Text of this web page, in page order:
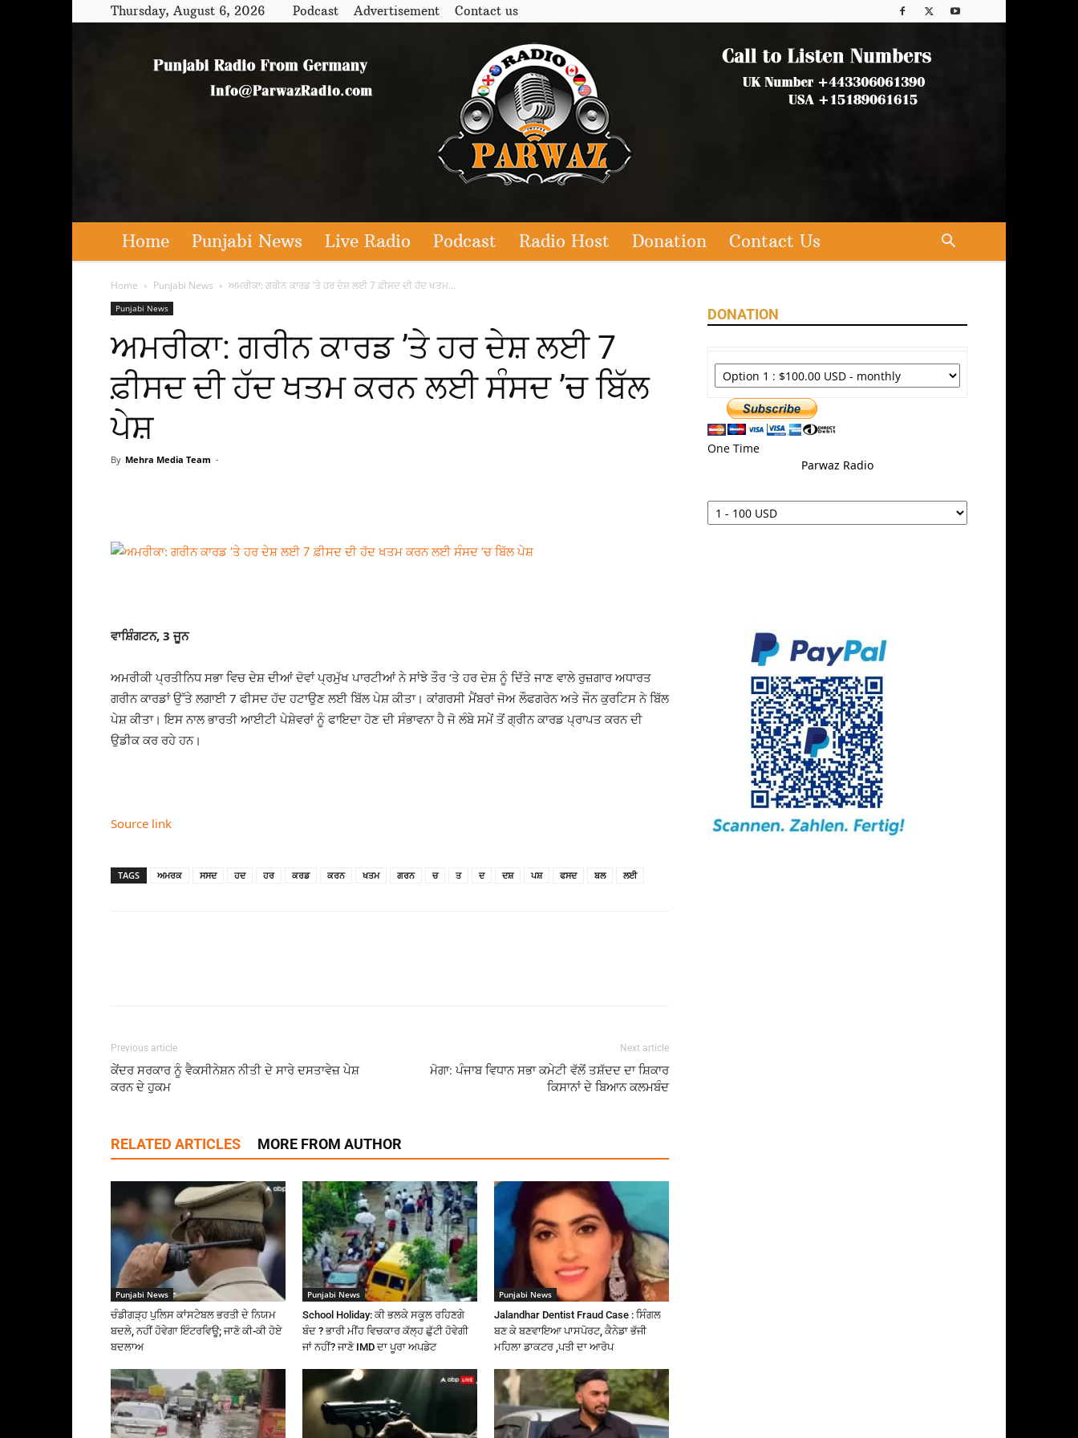
Thursday, August 6, 2026 Podcast Advertisement Contact us
Home Punjabi News Live Radio Podcast Radio Host Donation Contact Us
Home Punjabi News ਅਮਰੀਕਾ: ਗਰੀਨ ਕਾਰਡ ’ਤੇ ਹਰ ਦੇਸ਼ ਲਈ 7 ਫ਼ੀਸਦ ਦੀ ਹੱਦ ਖਤਮ...
Punjabi News
ਅਮਰੀਕਾ: ਗਰੀਨ ਕਾਰਡ ’ਤੇ ਹਰ ਦੇਸ਼ ਲਈ 7
ਫ਼ੀਸਦ ਦੀ ਹੱਦ ਖਤਮ ਕਰਨ ਲਈ ਸੰਸਦ ’ਚ ਬਿੱਲ
ਪੇਸ਼
By Mehra Media Team -
ਵਾਸ਼ਿੰਗਟਨ, 3 ਜੂਨ
ਅਮਰੀਕੀ ਪ੍ਰਤੀਨਿਧ ਸਭਾ ਵਿਚ ਦੇਸ਼ ਦੀਆਂ ਦੋਵਾਂ ਪ੍ਰਮੁੱਖ ਪਾਰਟੀਆਂ ਨੇ ਸਾਂਝੇ ਤੌਰ ‘ਤੇ ਹਰ ਦੇਸ਼ ਨੂੰ ਦਿੱਤੇ ਜਾਣ ਵਾਲੇ ਰੁਜ਼ਗਾਰ ਅਧਾਰਤ
ਗਰੀਨ ਕਾਰਡਾਂ ਉੱਤੇ ਲਗਾਈ 7 ਫੀਸਦ ਹੱਦ ਹਟਾਉਣ ਲਈ ਬਿੱਲ ਪੇਸ਼ ਕੀਤਾ। ਕਾਂਗਰਸੀ ਮੈਂਬਰਾਂ ਜੋਅ ਲੌਫਗਰੇਨ ਅਤੇ ਜੌਨ ਕੁਰਟਿਸ ਨੇ ਬਿੱਲ
ਪੇਸ਼ ਕੀਤਾ। ਇਸ ਨਾਲ ਭਾਰਤੀ ਆਈਟੀ ਪੇਸ਼ੇਵਰਾਂ ਨੂੰ ਫਾਇਦਾ ਹੋਣ ਦੀ ਸੰਭਾਵਨਾ ਹੈ ਜੋ ਲੰਬੇ ਸਮੇਂ ਤੋਂ ਗ੍ਰੀਨ ਕਾਰਡ ਪ੍ਰਾਪਤ ਕਰਨ ਦੀ
ਉਡੀਕ ਕਰ ਰਹੇ ਹਨ।
Source link
TAGS ਅਮਰਕ ਸਸਦ ਹਦ ਹਰ ਕਰਡ ਕਰਨ ਖਤਮ ਗਰਨ ਚ ਤ ਦ ਦਸ਼ ਪਸ਼ ਫਸਦ ਬਲ ਲਈ
Previous article
ਕੇਂਦਰ ਸਰਕਾਰ ਨੂੰ ਵੈਕਸੀਨੇਸ਼ਨ ਨੀਤੀ ਦੇ ਸਾਰੇ ਦਸਤਾਵੇਜ਼ ਪੇਸ਼
ਕਰਨ ਦੇ ਹੁਕਮ
Next article
ਮੋਗਾ: ਪੰਜਾਬ ਵਿਧਾਨ ਸਭਾ ਕਮੇਟੀ ਵੱਲੋਂ ਤਸ਼ੱਦਦ ਦਾ ਸ਼ਿਕਾਰ
ਕਿਸਾਨਾਂ ਦੇ ਬਿਆਨ ਕਲਮਬੰਦ
RELATED ARTICLES MORE FROM AUTHOR
Punjabi News
ਚੰਡੀਗੜ੍ਹ ਪੁਲਿਸ ਕਾਂਸਟੇਬਲ ਭਰਤੀ ਦੇ ਨਿਯਮ
ਬਦਲੇ, ਨਹੀਂ ਹੋਵੇਗਾ ਇੰਟਰਵਿਊ; ਜਾਣੋ ਕੀ-ਕੀ ਹੋਏ
ਬਦਲਾਅ
Punjabi News
School Holiday: ਕੀ ਭਲਕੇ ਸਕੂਲ ਰਹਿਣਗੇ
ਬੰਦ ? ਭਾਰੀ ਮੀਂਹ ਵਿਚਕਾਰ ਕੱਲ੍ਹ ਛੁੱਟੀ ਹੋਵੇਗੀ
ਜਾਂ ਨਹੀਂ? ਜਾਣੋ IMD ਦਾ ਪੂਰਾ ਅਪਡੇਟ
Punjabi News
Jalandhar Dentist Fraud Case : ਸਿੰਗਲ
ਬਣ ਕੇ ਬਣਵਾਇਆ ਪਾਸਪੋਰਟ, ਕੈਨੇਡਾ ਭੱਜੀ
ਮਹਿਲਾ ਡਾਕਟਰ ,ਪਤੀ ਦਾ ਆਰੋਪ
DONATION
One Time
Parwaz Radio